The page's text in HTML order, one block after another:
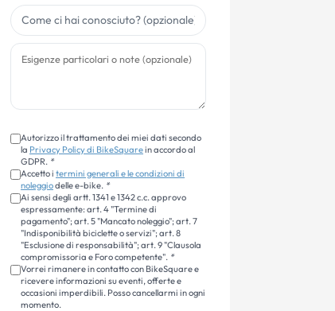
Autorizzo il trattamento dei miei dati secondo
la Privacy Policy di BikeSquarein accordo al
GDPR. *
Accetto i termini generali e le condizioni di
noleggiodelle e-bike. *
Ai sensi degli artt. 1341 e 1342 c.c. approvo
espressamente: art. 4 "Termine di
pagamento"; art. 5 "Mancato noleggio"; art. 7
"Indisponibilità biciclette o servizi"; art. 8
"Esclusione di responsabilità"; art. 9 "Clausola
compromissoria e Foro competente". *
Vorrei rimanere in contatto con BikeSquare e
ricevere informazioni su eventi, offerte e
occasioni imperdibili. Posso cancellarmi in ogni
momento.